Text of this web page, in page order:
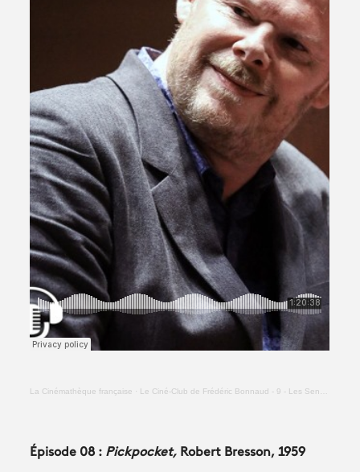
La Cinémathèque française · Le Ciné-Club de Frédéric Bonnaud - 9 - Les Sentiers de la gloire (Stanley Kubrick)
Épisode 08 : Pickpocket, Robert Bresson, 1959